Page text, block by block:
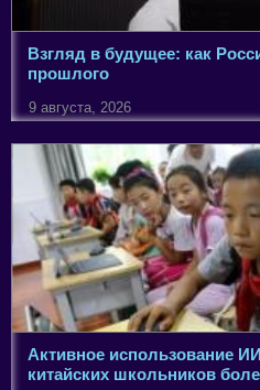
Взгляд в будущее: как
прошлого
9 августа, 2026
Активное использование
китайских школьников